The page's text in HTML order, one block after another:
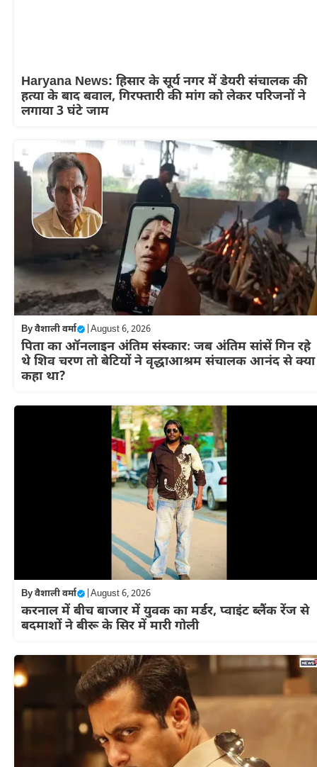
Haryana News: हिसार के सूर्य नगर में डेयरी संचालक की
हत्या के बाद बवाल, गिरफ्तारी की मांग को लेकर परिजनों ने
लगाया 3 घंटे जाम
Byवैशाली वर्मा August 6, 2026
पिता का ऑनलाइन अंतिम संस्कारः जब अंतिम सांसें गिन रहे
थे शिव चरण तो बेटियों ने वृद्धाआश्रम संचालक आनंद से क्या
कहा था?
Byवैशाली वर्मा August 6, 2026
करनाल में बीच बाजार में युवक का मर्डर, प्वाइंट ब्लैंक रेंज से
बदमाशों ने बीरू के सिर में मारी गोली